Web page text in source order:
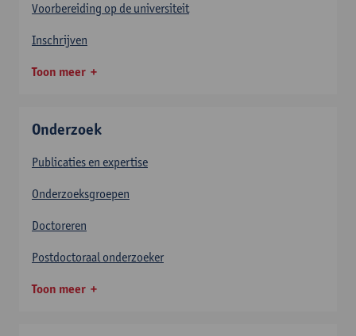
Voorbereiding op de universiteit
Inschrijven
Toon meer
Onderzoek
Publicaties en expertise
Onderzoeksgroepen
Doctoreren
Postdoctoraal onderzoeker
Toon meer